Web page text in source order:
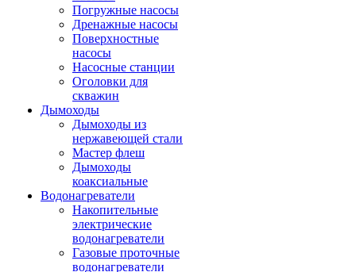
Погружные насосы
Дренажные насосы
Поверхностные
насосы
Насосные станции
Оголовки для
скважин
Дымоходы
Дымоходы из
нержавеющей стали
Мастер флеш
Дымоходы
коаксиальные
Водонагреватели
Накопительные
электрические
водонагреватели
Газовые проточные
водонагреватели